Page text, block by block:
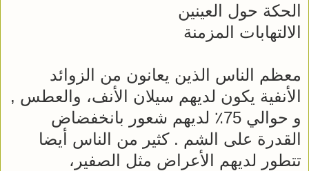
الحكة حول العينين
الالتهابات المزمنة
معظم الناس الذين يعانون من الزوائد
الأنفية يكون لديهم سيلان الأنف، والعطس ,
و حوالي 75٪ لديهم شعور بانخفضاض
القدرة على الشم . كثير من الناس أيضا
تتطور لديهم الأعراض مثل الصفير،